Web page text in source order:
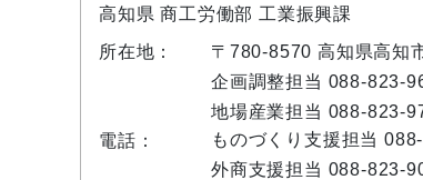
高知県 商工労働部 工業振興課
所在地：
〒780-8570 高知県高知
電話：
企画調整担当 088-823-
地場産業担当 088-823-
ものづくり支援担当
外商支援担当 088-823-